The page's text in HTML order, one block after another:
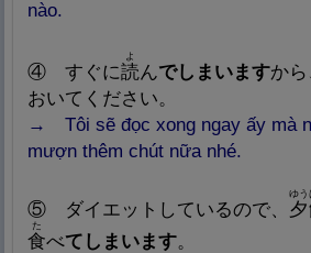
nào.
④ すぐに読
よ
んでしまいますから
おいてください。
→ Tôi sẽ đọc xong ngay ấy mà
mượn thêm chút nữa nhé.
⑤ ダイエットしているので、 夕
ゆう
食
た
べてしまいます。